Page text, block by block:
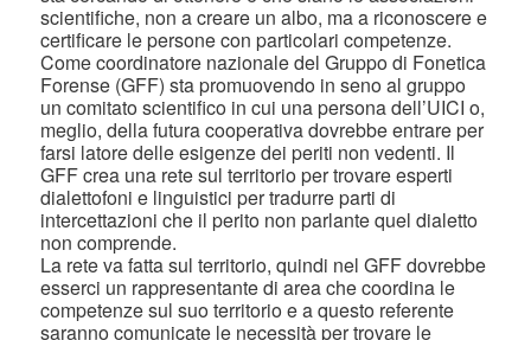
scientifiche, non a creare un albo, ma a riconoscere e
certificare le persone con particolari competenze.
Come coordinatore nazionale del Gruppo di Fonetica
Forense (GFF) sta promuovendo in seno al gruppo
un comitato scientifico in cui una persona dell’UICI o,
meglio, della futura cooperativa dovrebbe entrare per
farsi latore delle esigenze dei periti non vedenti. Il
GFF crea una rete sul territorio per trovare esperti
dialettofoni e linguistici per tradurre parti di
intercettazioni che il perito non parlante quel dialetto
non comprende.
La rete va fatta sul territorio, quindi nel GFF dovrebbe
esserci un rappresentante di area che coordina le
competenze sul suo territorio e a questo referente
saranno comunicate le necessità per trovare le